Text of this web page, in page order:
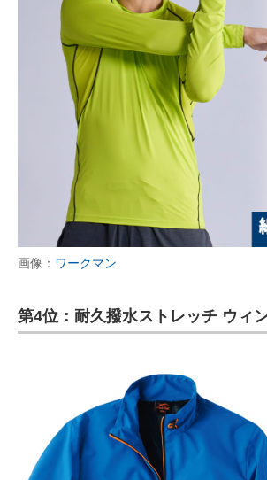
画像： ワークマン
第4位：耐久撥水ストレッチ ウィ